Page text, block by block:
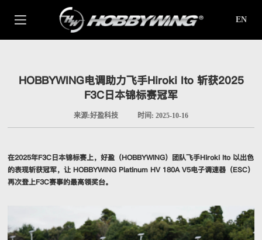
EN
HOBBYWING电调助力飞手Hiroki Ito 斩获2025
F3C日本锦标赛冠军
来源:好盈科技 时间: 2025-10-16
在2025年F3C日本锦标赛上，好盈（HOBBYWING）团队飞手Hiroki Ito 以出色
的表现斩获冠军，让 HOBBYWING Platinum HV 180A V5电子调速器（ESC）
再次登上F3C赛事的最高领奖台。